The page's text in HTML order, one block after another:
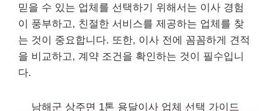
믿을 수 있는 업체를 선택하기 위해서는 이사 경험
이 풍부하고, 친절한 서비스를 제공하는 업체를 찾
는 것이 중요합니다. 또한, 이사 전에 꼼꼼하게 견적
을 비교하고, 계약 조건을 확인하는 것이 필수입니
다.
남해군 상주면 1톤 용달이사 업체 선택 가이드